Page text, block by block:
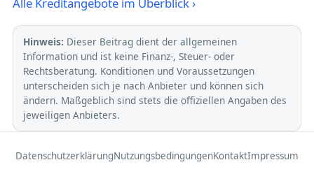
Hinweis: Dieser Beitrag dient der allgemeinen
Information und ist keine Finanz-, Steuer- oder
Rechtsberatung. Konditionen und Voraussetzungen
unterscheiden sich je nach Anbieter und können sich
ändern. Maßgeblich sind stets die offiziellen Angaben des
jeweiligen Anbieters.
DatenschutzerklärungNutzungsbedingungenKontaktImpressum